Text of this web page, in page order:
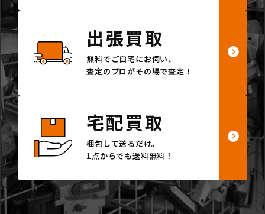
出張買取
無料でご自宅にお伺い、
査定のプロがその場で査定！
宅配買取
梱包して送るだけ。
1点からでも送料無料！